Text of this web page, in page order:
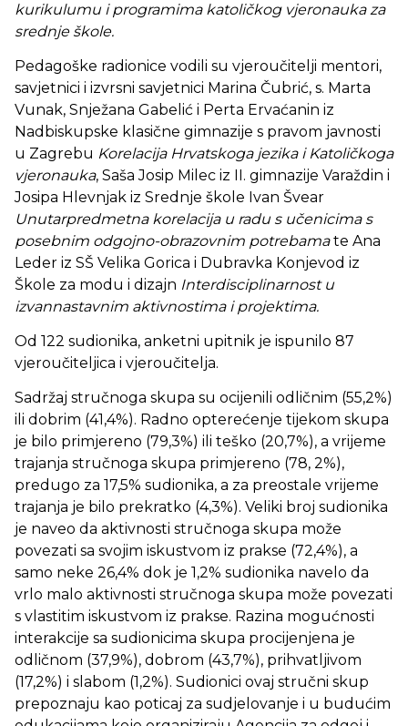
kurikulumu i programima katoličkog vjeronauka za
srednje škole.
Pedagoške radionice vodili su vjeroučitelji mentori,
savjetnici i izvrsni savjetnici Marina Čubrić, s. Marta
Vunak, Snježana Gabelić i Perta Ervaćanin iz
Nadbiskupske klasične gimnazije s pravom javnosti
u Zagrebu Korelacija Hrvatskoga jezika i Katoličkoga
vjeronauka, Saša Josip Milec iz II. gimnazije Varaždin i
Josipa Hlevnjak iz Srednje škole Ivan Švear
Unutarpredmetna korelacija u radu s učenicima s
posebnim odgojno-obrazovnim potrebamate Ana
Leder iz SŠ Velika Gorica i Dubravka Konjevod iz
Škole za modu i dizajn Interdisciplinarnost u
izvannastavnim aktivnostima i projektima.
Od 122 sudionika, anketni upitnik je ispunilo 87
vjeroučiteljica i vjeroučitelja.
Sadržaj stručnoga skupa su ocijenili odličnim (55,2%)
ili dobrim (41,4%). Radno opterećenje tijekom skupa
je bilo primjereno (79,3%) ili teško (20,7%), a vrijeme
trajanja stručnoga skupa primjereno (78, 2%),
predugo za 17,5% sudionika, a za preostale vrijeme
trajanja je bilo prekratko (4,3%). Veliki broj sudionika
je naveo da aktivnosti stručnoga skupa može
povezati sa svojim iskustvom iz prakse (72,4%), a
samo neke 26,4% dok je 1,2% sudionika navelo da
vrlo malo aktivnosti stručnoga skupa može povezati
s vlastitim iskustvom iz prakse. Razina mogućnosti
interakcije sa sudionicima skupa procijenjena je
odličnom (37,9%), dobrom (43,7%), prihvatljivom
(17,2%) i slabom (1,2%). Sudionici ovaj stručni skup
prepoznaju kao poticaj za sudjelovanje i u budućim